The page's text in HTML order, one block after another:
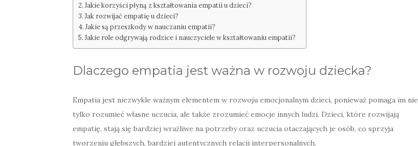
Jakie korzyści płyną z kształtowania empatii u dzieci?
Jak rozwijać empatię u dzieci?
Jakie są przeszkody w nauczaniu empatii?
Jakie role odgrywają rodzice i nauczyciele w kształtowaniu empatii?
Dlaczego empatia jest ważna w rozwoju dziecka?
Empatia jest niezwykle ważnym elementem w rozwoju emocjonalnym dzieci, ponieważ pomaga im nie
tylko rozumieć własne uczucia, ale także zrozumieć emocje innych ludzi. Dzieci, które rozwijają
empatię, stają się bardziej wrażliwe na potrzeby oraz uczucia otaczających je osób, co sprzyja
tworzeniu głębszych, bardziej autentycznych relacji interpersonalnych.